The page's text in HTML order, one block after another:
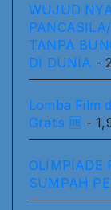
WUJUD
TANPA
DI DUNIA -
Lomba Film
Gratis 🆓 -
OLIMPIADE
SUMPAH